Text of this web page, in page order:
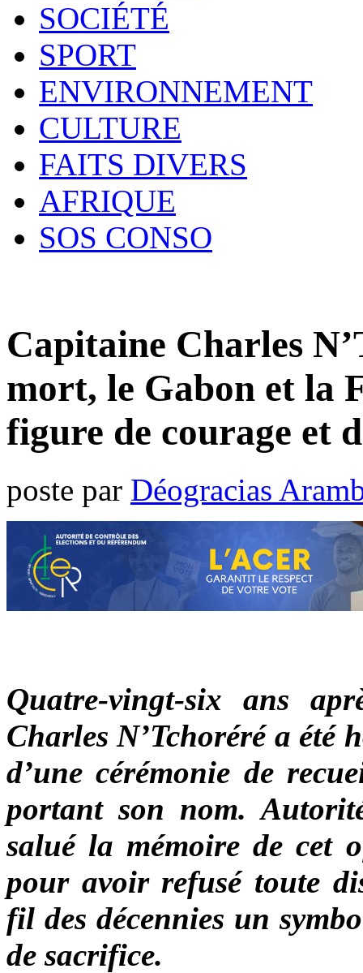
SOCIÉTÉ
SPORT
ENVIRONNEMENT
CULTURE
FAITS DIVERS
AFRIQUE
SOS CONSO
Capitaine Charles
mort, le Gabon et la
figure de courage et
poste par Déogracias
Quatre-vingt-six ans
Charles N’Tchoréré a
d’une cérémonie de
portant son nom.
salué la mémoire de cet
pour avoir refusé toute
fil des décennies un
de sacrifice.